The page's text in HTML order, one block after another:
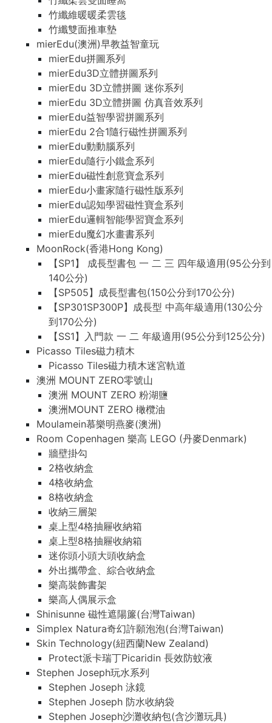
竹纖維暖暖柔雲毯
竹纖雙面推車墊
mierEdu(澳洲)早教益智童玩
mierEdu拼圖系列
mierEdu3D立體拼圖系列
mierEdu 3D立體拼圖 迷你系列
mierEdu 3D立體拼圖 仿真音效系列
mierEdu益智學習拼圖系列
mierEdu 2合1隨行磁性拼圖系列
mierEdu動動腦系列
mierEdu隨行小鐵盒系列
mierEdu磁性創意寶盒系列
mierEdu小畫家隨行磁性版系列
mierEdu認知學習磁性寶盒系列
mierEdu邏輯智能學習寶盒系列
mierEdu魔幻水畫書系列
MoonRock(香港Hong Kong)
【SP1】 成長型書包 一 二 三 四年級適用(95公分到
140公分)
【SP505】成長型書包(150公分到170公分)
【SP301SP300P】成長型 中高年級適用(130公分
到170公分)
【SS1】入門款 一 二 年級適用(95公分到125公分)
Picasso Tiles磁力積木
Picasso Tiles磁力積木迷宮軌道
澳洲 MOUNT ZERO零號山
澳洲 MOUNT ZERO 粉湖鹽
澳洲MOUNT ZERO 橄欖油
Moulamein慕樂明燕麥(澳洲)
Room Copenhagen 樂高 LEGO (丹麥Denmark)
牆壁掛勾
2格收納盒
4格收納盒
8格收納盒
收納三層架
桌上型4格抽屜收納箱
桌上型8格抽屜收納箱
迷你頭小頭大頭收納盒
外出攜帶盒、綜合收納盒
樂高裝飾書架
樂高人偶展示盒
Shinisunne 磁性遮陽簾(台灣Taiwan)
Simplex Natura奇幻許願泡泡(台灣Taiwan)
Skin Technology(紐西蘭New Zealand)
Protect派卡瑞丁Picaridin 長效防蚊液
Stephen Joseph玩水系列
Stephen Joseph 泳鏡
Stephen Joseph 防水收納袋
Stephen Joseph沙灘收納包(含沙灘玩具)